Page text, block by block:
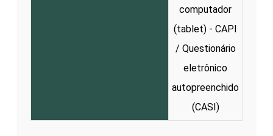
computador
(tablet) - CAPI
/ Questionário
eletrônico
autopreenchido
(CASI)